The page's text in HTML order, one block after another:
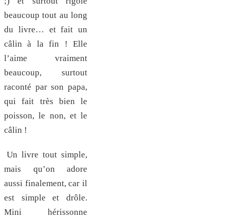
beaucoup tout au long
du livre… et fait un
câlin à la fin ! Elle
l’aime vraiment
beaucoup, surtout
raconté par son papa,
qui fait très bien le
poisson, le non, et le
câlin !
Un livre tout simple,
mais qu’on adore
aussi finalement, car il
est simple et drôle.
Mini hérissonne